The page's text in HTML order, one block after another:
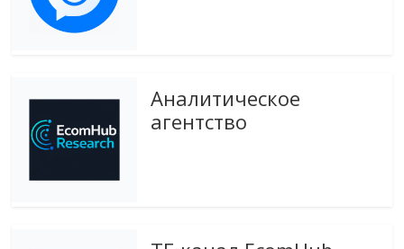
Аналитическое
агентство